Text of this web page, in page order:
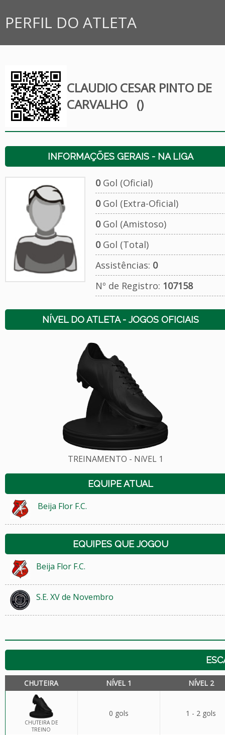
PERFIL DO ATLETA
CLAUDIO CESAR PINTO DE
CARVALHO ()
INFORMAÇÕES GERAIS - NA LIGA
0Gol (Oficial)
0Gol (Extra-Oficial)
0Gol (Amistoso)
0Gol (Total)
Assistências: 0
Nº de Registro: 107158
NÍVEL DO ATLETA - JOGOS OFICIAIS
TREINAMENTO - NíVEL 1
EQUIPE ATUAL
Beija Flor F.C.
EQUIPES QUE JOGOU
Beija Flor F.C.
S.E. XV de Novembro
CHUTEIRA NÍVEL 1 NÍVEL 2
CHUTEIRA DE
TREINO
0 gols 1 - 2 gols